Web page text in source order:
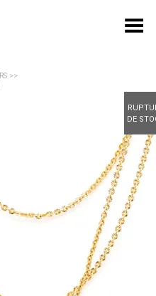
Toggle Menu
>>
DE